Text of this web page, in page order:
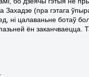
(пра гэтага
ні цалаваньне ботаў
ён заканчваецца.